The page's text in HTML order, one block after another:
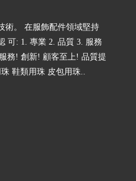
術。 在服飾配件領域堅持
可: 1. 專業 2. 品質 3. 服務
務! 創新! 顧客至上! 品質提
鞋類用珠 皮包用珠..